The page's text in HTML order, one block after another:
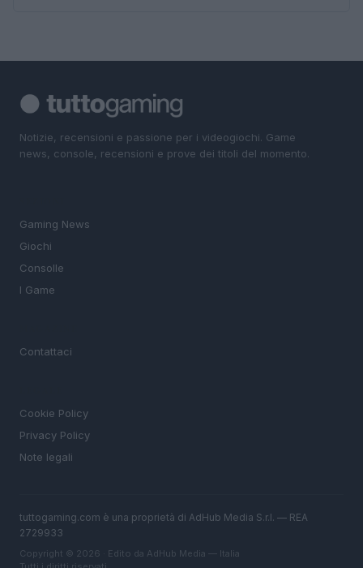
Notizie, recensioni e passione per i videogiochi. Game
news, console, recensioni e prove dei titoli del momento.
Gaming News
Giochi
Consolle
I Game
Contattaci
Cookie Policy
Privacy Policy
Note legali
tuttogaming.com è una proprietà di AdHub Media S.r.l. — REA
2729933
Copyright © 2026 · Edito da AdHub Media — Italia